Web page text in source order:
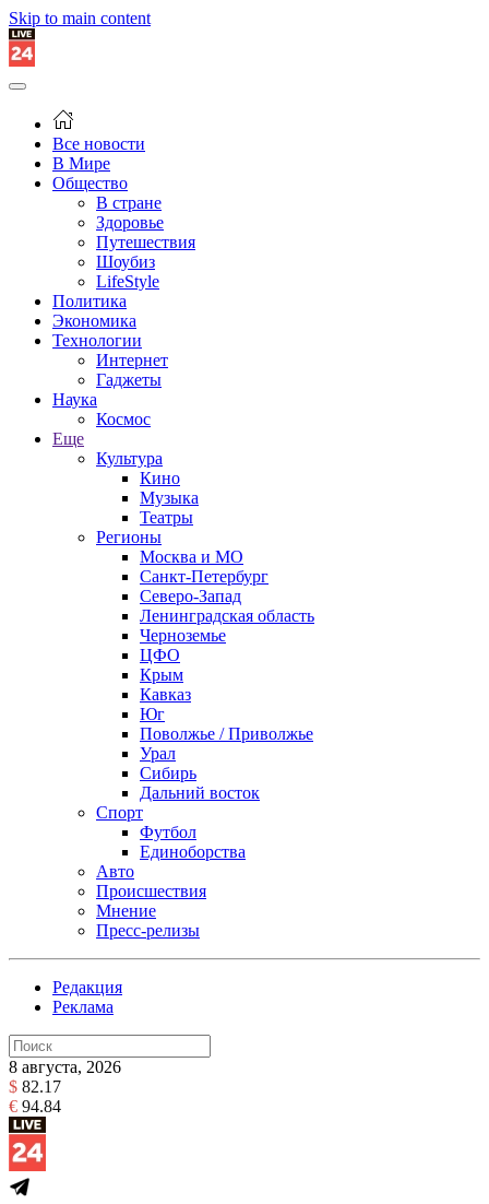
Skip to main content
Все новости
В Мире
Общество
В стране
Здоровье
Путешествия
Шоубиз
LifeStyle
Политика
Экономика
Технологии
Интернет
Гаджеты
Наука
Космос
Еще
Культура
Кино
Музыка
Театры
Регионы
Москва и МО
Санкт-Петербург
Северо-Запад
Ленинградская область
Черноземье
ЦФО
Крым
Кавказ
Юг
Поволжье / Приволжье
Урал
Сибирь
Дальний восток
Спорт
Футбол
Единоборства
Авто
Происшествия
Мнение
Пресс-релизы
Редакция
Реклама
8 августа, 2026
$ 82.17
€ 94.84